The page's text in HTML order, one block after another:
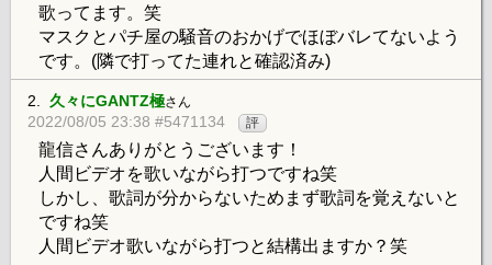
歌ってます。笑
マスクとパチ屋の騒音のおかげでほぼバレてないよう
です。(隣で打ってた連れと確認済み)
2. 久々にGANTZ極さん
2022/08/05 23:38 #5471134 評
龍信さんありがとうございます！
人間ビデオを歌いながら打つですね笑
しかし、歌詞が分からないためまず歌詞を覚えないと
ですね笑
人間ビデオ歌いながら打つと結構出ますか？笑